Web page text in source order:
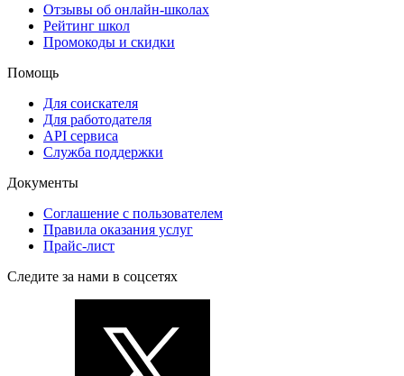
Отзывы об онлайн-школах
Рейтинг школ
Промокоды и скидки
Помощь
Для соискателя
Для работодателя
API сервиса
Служба поддержки
Документы
Соглашение с пользователем
Правила оказания услуг
Прайс-лист
Следите за нами в соцсетях